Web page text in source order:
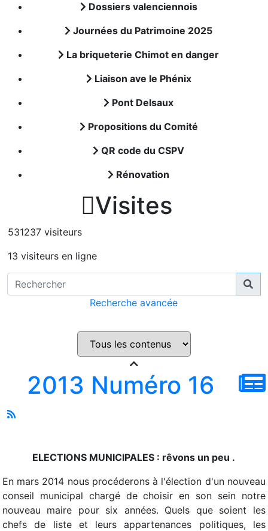
Dossiers valenciennois
Journées du Patrimoine 2025
La briqueterie Chimot en danger
Liaison ave le Phénix
Pont Delsaux
Propositions du Comité
QR code du CSPV
Rénovation
Visites
531237 visiteurs
13 visiteurs en ligne
Recherche avancée
2013 Numéro 16
ELECTIONS MUNICIPALES : rêvons un peu .
En mars 2014 nous procéderons à l'élection d'un nouveau
conseil municipal chargé de choisir en son sein notre
nouveau maire pour six années. Quels que soient les
chefs de liste et leurs appartenances politiques, les